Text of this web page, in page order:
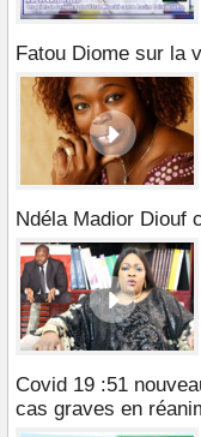
Fatou Diome sur la
Ndéla Madior Diouf
Covid 19 :51
cas graves en